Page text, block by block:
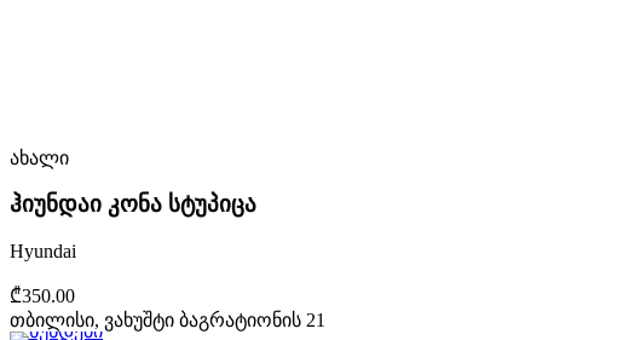
ახალი
ჰიუნდაი კონა სტუპიცა
Hyundai
₾350.00
თბილისი, ვახუშტი ბაგრატიონის 21